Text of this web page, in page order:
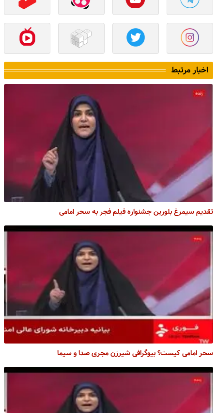
اخبار مرتبط
تقدیم سیمرغ بلورین جشنواره فیلم فجر به سحر امامی
سحر امامی کیست؟ بیوگرافی شیرزن مجری صدا و سیما